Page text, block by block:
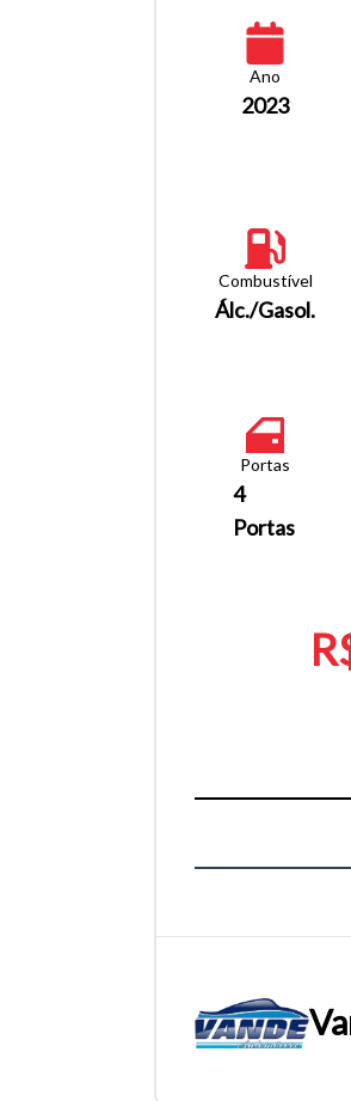
Ano
2023
Combustível
Álc./Gasol.
Portas
4
Portas